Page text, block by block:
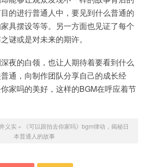
的进行普通人中，要见到什么普通的
具摆设等等。另一方面也见证了每个
谜或是对未来的期许。
夜的白领，也让人期待着要看到什么
通，向制作团队分享自己的成长经
家吗的美好，这样的BGM在呼应着节
义实 »
《可以跟拍去你家吗》bgm律动，揭秘日
本普通人的故事